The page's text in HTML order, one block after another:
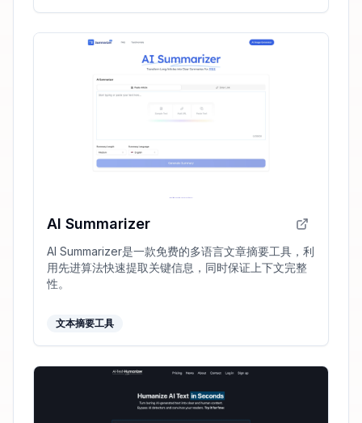
AI Summarizer
AI Summarizer是一款免费的多语言文章摘要工具，利
用先进算法快速提取关键信息，同时保证上下文完整
性。
文本摘要工具